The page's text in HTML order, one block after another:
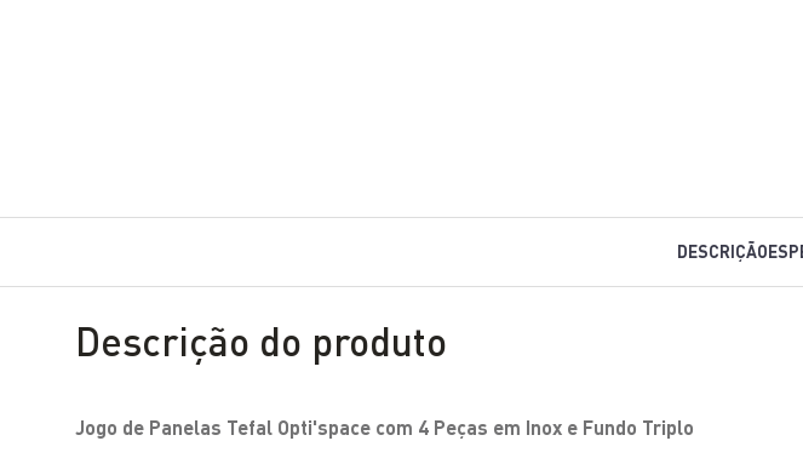
DESCRIÇÃO
Descrição do produto
Jogo de Panelas Tefal Opti'space com 4 Peças em Inox e Fundo Triplo